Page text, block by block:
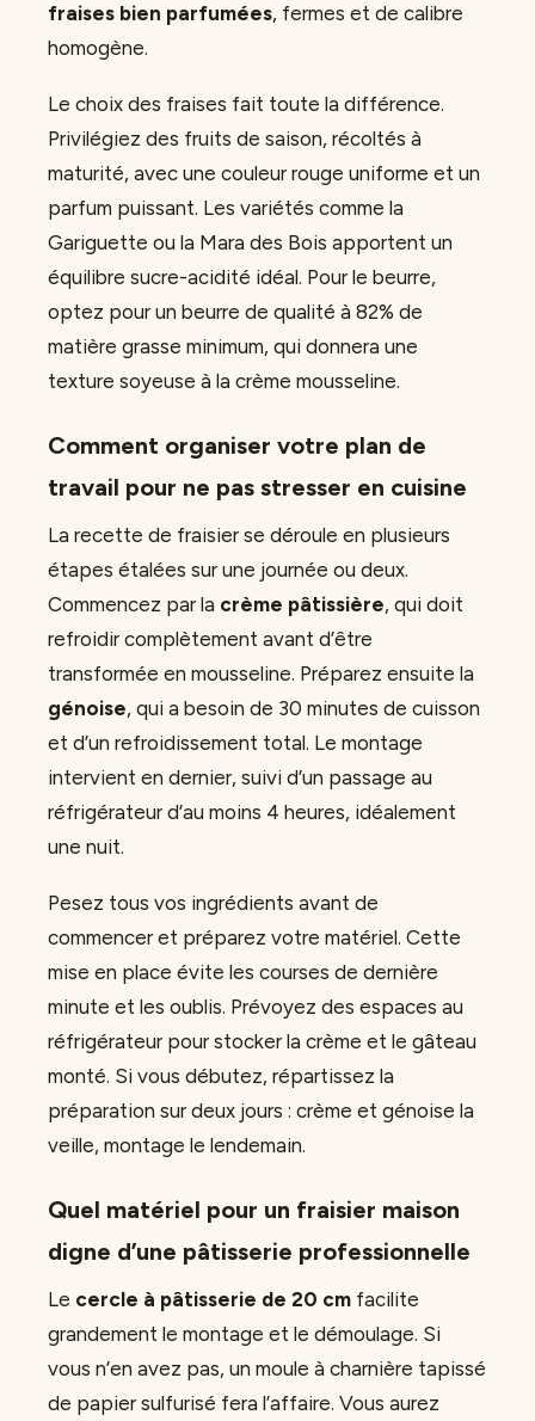
fraises bien parfumées, fermes et de calibre
homogène.
Le choix des fraises fait toute la différence.
Privilégiez des fruits de saison, récoltés à
maturité, avec une couleur rouge uniforme et un
parfum puissant. Les variétés comme la
Gariguette ou la Mara des Bois apportent un
équilibre sucre-acidité idéal. Pour le beurre,
optez pour un beurre de qualité à 82% de
matière grasse minimum, qui donnera une
texture soyeuse à la crème mousseline.
Comment organiser votre plan de
travail pour ne pas stresser en cuisine
La recette de fraisier se déroule en plusieurs
étapes étalées sur une journée ou deux.
Commencez par la crème pâtissière, qui doit
refroidir complètement avant d’être
transformée en mousseline. Préparez ensuite la
génoise, qui a besoin de 30 minutes de cuisson
et d’un refroidissement total. Le montage
intervient en dernier, suivi d’un passage au
réfrigérateur d’au moins 4 heures, idéalement
une nuit.
Pesez tous vos ingrédients avant de
commencer et préparez votre matériel. Cette
mise en place évite les courses de dernière
minute et les oublis. Prévoyez des espaces au
réfrigérateur pour stocker la crème et le gâteau
monté. Si vous débutez, répartissez la
préparation sur deux jours : crème et génoise la
veille, montage le lendemain.
Quel matériel pour un fraisier maison
digne d’une pâtisserie professionnelle
Le cercle à pâtisserie de 20 cm facilite
grandement le montage et le démoulage. Si
vous n’en avez pas, un moule à charnière tapissé
de papier sulfurisé fera l’affaire. Vous aurez